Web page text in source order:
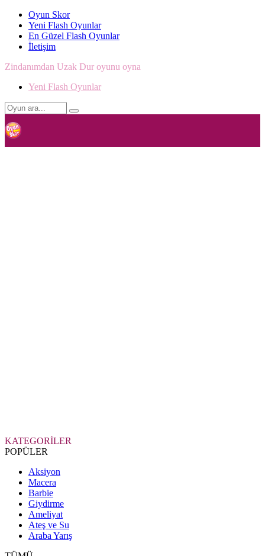
Oyun Skor
Yeni Flash Oyunlar
En Güzel Flash Oyunlar
İletişim
Zindanımdan Uzak Dur oyunu oyna
Yeni Flash Oyunlar
KATEGORİLER
POPÜLER
Aksiyon
Macera
Barbie
Giydirme
Ameliyat
Ateş ve Su
Araba Yarış